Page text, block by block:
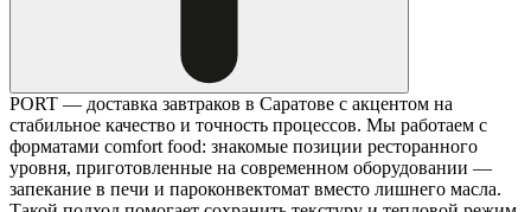
PORT — доставка завтраков в Саратове с акцентом на
стабильное качество и точность процессов. Мы работаем с
форматами comfort food: знакомые позиции ресторанного
уровня, приготовленные на современном оборудовании —
запекание в печи и пароконвектомат вместо лишнего масла.